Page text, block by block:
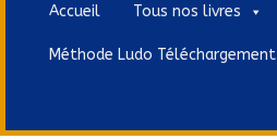
Accueil Tous nos livres
Méthode Ludo Téléchargement